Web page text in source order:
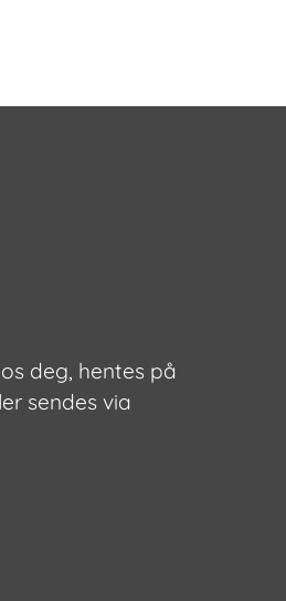
deg, hentes på
sendes via